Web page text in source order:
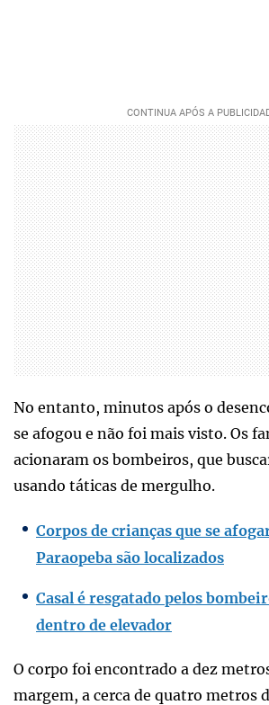
No entanto, minutos após o
se afogou e não foi mais visto. Os
acionaram os bombeiros, que
usando táticas de mergulho.
Corpos de crianças que se
Paraopeba são localizados
Casal é resgatado pelos
dentro de elevador
O corpo foi encontrado a dez
margem, a cerca de quatro metros